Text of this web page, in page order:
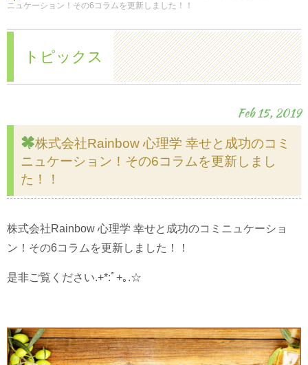
ニュケーション！その6コラムを更新しました！！
トピックス
Feb 15, 2019
株式会社Rainbow 心理学 幸せと成功のコミ
ニュケーション！その6コラムを更新しまし
た！！
株式会社Rainbow 心理学 幸せと成功のコミニュケーショ
ン！その6コラムを更新しました！！
是非ご覧ください.+*:ﾟ+｡.☆